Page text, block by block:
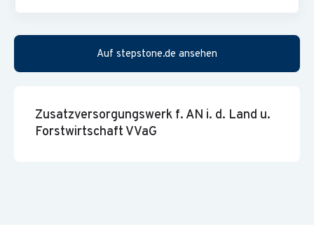
Auf stepstone.de ansehen
Zusatzversorgungswerk f. AN i. d. Land u.
Forstwirtschaft VVaG